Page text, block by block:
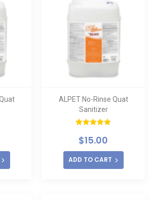
ALPET No-Rinse Quat
Sanitizer
out of 5
$15.00
ADD TO CART